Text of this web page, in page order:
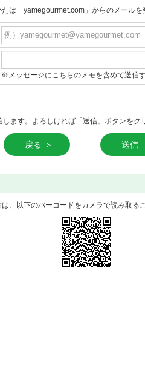
は「yamegourmet.com」からのメールを
※メッセージにこちらのメモを含めて送信
します。よろしければ「送信」ボタンをク
戻る 送信
、以下のバーコードをカメラで読み取る